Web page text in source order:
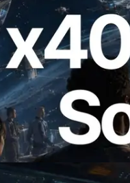
的 Solana RPC
款的時代開啟